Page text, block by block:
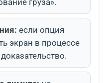
груза».
если опция
экран в процессе